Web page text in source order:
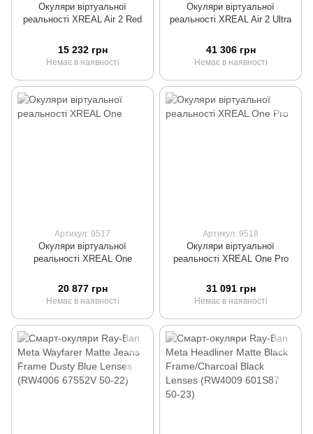
Окуляри віртуальної
реальності XREAL Air 2 Red
15 232 грн
Немає в наявності
Окуляри віртуальної
реальності XREAL Air 2 Ultra
41 306 грн
Немає в наявності
Артикул: 9517
Окуляри віртуальної
реальності XREAL One
20 877 грн
Немає в наявності
Артикул: 9518
Окуляри віртуальної
реальності XREAL One Pro
31 091 грн
Немає в наявності